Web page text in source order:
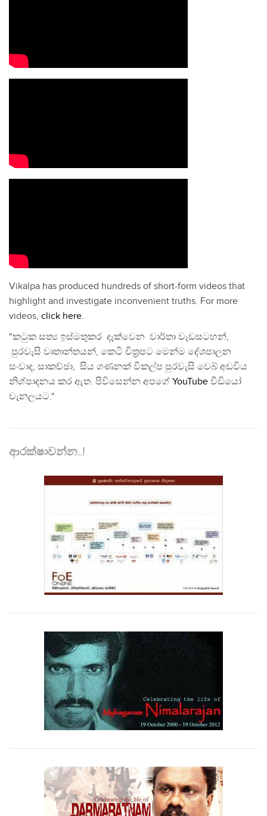
Vikalpa has produced hundreds of short-form videos that
highlight and investigate inconvenient truths. For more
videos, click here.
"කටුක සත්‍ය ඉස්මතුකර දැක්වෙන වාර්තා වැඩසටහන්,
පුරවැසි වෘතාන්තයන්, කෙටි චිත්‍රපට මෙන්ම දේශපාලන
සංවාද, සාකච්ඡා, සිය ගණනක් විකල්ප පුරවැසි වෙබ් අඩවිය
නිශ්පාදනය කර ඇත. පිවිසෙන්න අපගේ YouTube වීඩියෝ
චැනලයට."
ආරක්ෂාවන්න..!